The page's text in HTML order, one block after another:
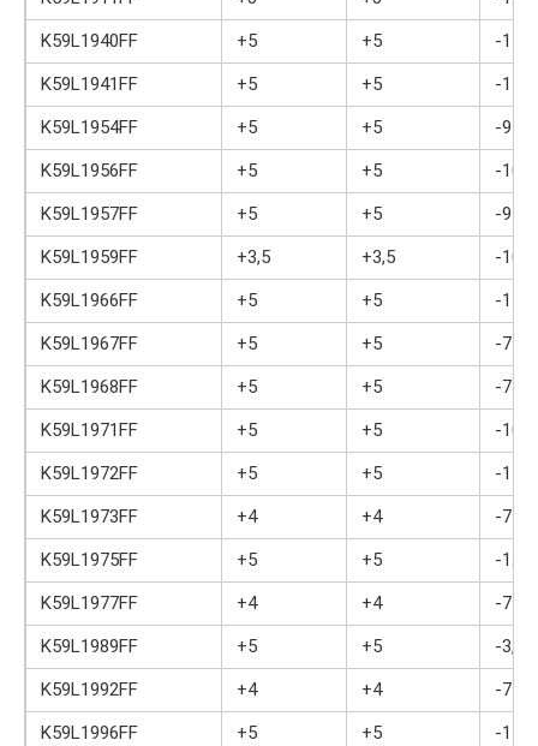
K59L1940FF
+5 +5
-15,5
K59L1941FF
+5 +5
-15,5
K59L1954FF
+5 +5
-9
K59L1956FF
+5 +5
-10
K59L1957FF
+5 +5
-9
K59L1959FF
+3,5 +3,5
-10
K59L1966FF
+5 +5
-15,5
K59L1967FF
+5 +5
-7
K59L1968FF
+5 +5
-7
K59L1971FF
+5 +5
-10
K59L1972FF
+5 +5
-11
K59L1973FF
+4 +4
-7
K59L1975FF
+5 +5
-12
K59L1977FF
+4 +4
-7
K59L1989FF
+5 +5
-3,5
K59L1992FF
+4 +4
-7
K59L1996FF
+5 +5 -11